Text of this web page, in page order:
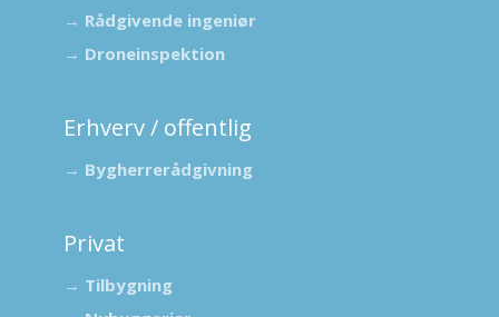
→ Rådgivende ingeniør
→ Droneinspektion
Erhverv / offentlig
→ Bygherrerådgivning
Privat
→ Tilbygning